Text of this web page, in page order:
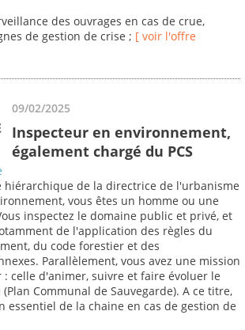
des ouvrages en cas de crue,
de gestion de crise ; [ voir l'offre
09/02/2025
Inspecteur en environnement,
également chargé du PCS
hiérarchique de la directrice de l'urbanisme
vous êtes un homme ou une
inspectez le domaine public et privé, et
de l'application des règles du
du code forestier et des
Parallèlement, vous avez une mission
: celle d'animer, suivre et faire évoluer le
(Plan Communal de Sauvegarde). A ce titre,
essentiel de la chaine en cas de gestion de